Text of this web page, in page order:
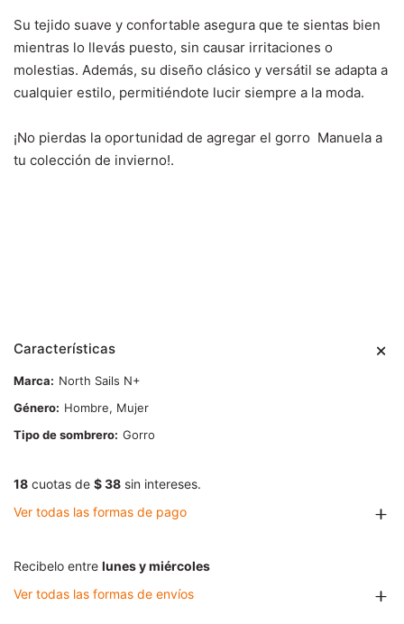
Su tejido suave y confortable asegura que te sientas bien
mientras lo llevás puesto, sin causar irritaciones o
molestias. Además, su diseño clásico y versátil se adapta a
cualquier estilo, permitiéndote lucir siempre a la moda.
¡No pierdas la oportunidad de agregar el gorro Manuela a
tu colección de invierno!.
Características
Marca
North Sails N+
Género
Hombre, Mujer
Tipo de sombrero Gorro
18 cuotas de $ 38 sin intereses.
Ver todas las formas de pago
Recibelo entre lunes y miércoles
Ver todas las formas de envíos